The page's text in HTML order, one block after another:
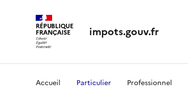
RÉPUBLIQUE
FRANÇAISE impots.gouv.fr
Accueil Particulier Professionnel